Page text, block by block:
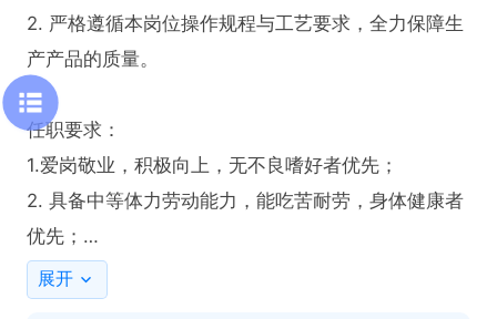
2. 严格遵循本岗位操作规程与工艺要求，全力保障生
产产品的质量。
任职要求：
1.爱岗敬业，积极向上，无不良嗜好者优先；
2. 具备中等体力劳动能力，能吃苦耐劳，身体健康者
优先；
3. 拥有相关工作经验者优先考虑。性别不限；
4.有一年以上丝印、电镀工作经验者优先
展开